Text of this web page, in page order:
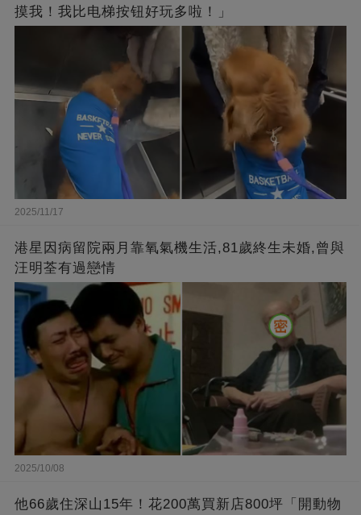
摸我！我比电梯按钮好玩多啦！」
2025/11/17
港星因病留院兩月靠氧氣機生活,81歲終生未婚,曾與
汪明荃有過戀情
2025/10/08
他66歲住深山15年！花200萬買新店800坪「開動物